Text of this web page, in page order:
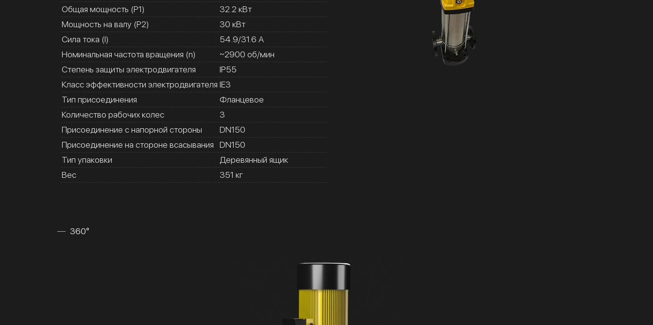
Общая мощность (Р1)
32.2 кВт
Мощность на валу (Р2)
30 кВт
Сила тока (I)
54.9/31.6 A
Номинальная частота вращения (n)
~2900 об/мин
Степень защиты электродвигателя
IP55
Класс эффективности электродвигателя IE3
Тип присоединения
Фланцевое
Количество рабочих колес
3
Присоединение с напорной стороны
DN150
Присоединение на стороне всасывания
DN150
Тип упаковки
Деревянный ящик
Вес
351 кг
360°